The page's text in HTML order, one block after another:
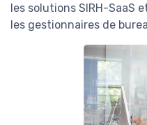
les solutions SIRH-SaaS
les gestionnaires de